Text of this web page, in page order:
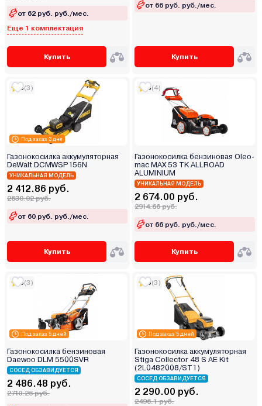
от 62 руб. руб./мес.
Еще 1 комплектация
Купить
от 66 руб. руб./мес.
Купить
Под заказ 3 дня
5(3)
Газонокосилка аккумуляторная
DeWalt DCMWSP156N
УНИКАЛЬНАЯ МОДЕЛЬ
2 412.86 руб.
2630.02 руб.
от 60 руб. руб./мес.
Купить
5(4)
Газонокосилка бензиновая Oleo-
mac MAX 53 TK ALLROAD
ALUMINIUM
УНИКАЛЬНАЯ МОДЕЛЬ
2 674.00 руб.
2914.66 руб.
от 66 руб. руб./мес.
Купить
Под заказ 5 дней
5(3)
Газонокосилка бензиновая
Daewoo DLM 5500SVR
СОСЕД ОБЗАВИДУЕТСЯ
2 486.48 руб.
2710.26 руб.
Под заказ 5 дней
5(3)
Газонокосилка аккумуляторная
Stiga Collector 48 S AE Kit
(2L0482008/ST1)
СОСЕД ОБЗАВИДУЕТСЯ
2 290.00 руб.
2496.1 руб.